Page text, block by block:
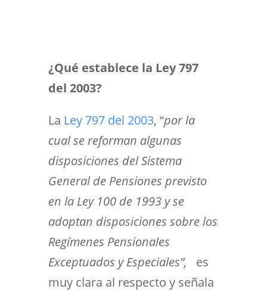
¿Qué establece la Ley 797
del 2003?
La Ley 797 del 2003, “por la
cual se reforman algunas
disposiciones del Sistema
General de Pensiones previsto
en la Ley 100 de 1993 y se
adoptan disposiciones sobre los
Regímenes Pensionales
Exceptuados y Especiales”,
es
muy clara al respecto y señala